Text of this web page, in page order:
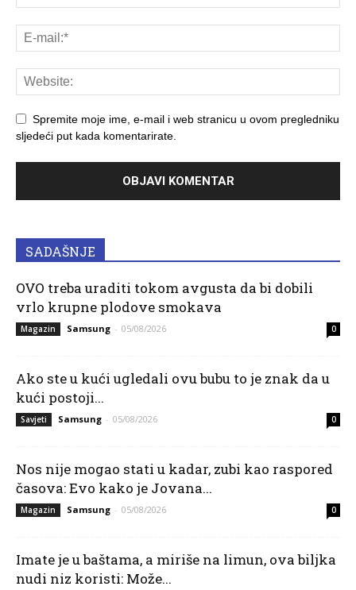
Spremite moje ime, e-mail i web stranicu u ovom pregledniku
sljedeći put kada komentarirate.
SADAŠNJE
OVO treba uraditi tokom avgusta da bi dobili
vrlo krupne plodove smokava
Magazin Samsung - 05/08/2026 0
Ako ste u kući ugledali ovu bubu to je znak da u
kući postoji...
Savjeti Samsung - 05/08/2026 0
Nos nije mogao stati u kadar, zubi kao raspored
časova: Evo kako je Jovana...
Magazin Samsung - 05/08/2026 0
Imate je u baštama, a miriše na limun, ova biljka
nudi niz koristi: Može...